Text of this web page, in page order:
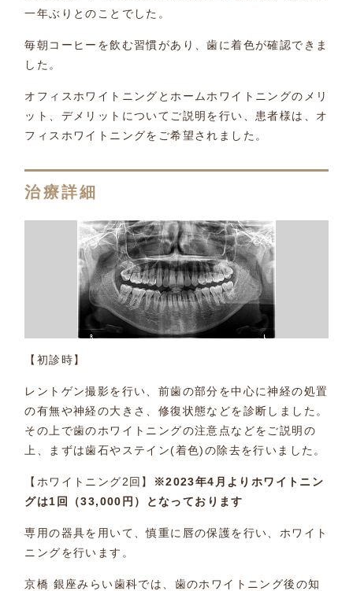
一年ぶりとのことでした。
毎朝コーヒーを飲む習慣があり、歯に着色が確認できま
した。
オフィスホワイトニングとホームホワイトニングのメリ
ット、デメリットについてご説明を行い、患者様は、オ
フィスホワイトニングをご希望されました。
治療詳細
【初診時】
レントゲン撮影を行い、前歯の部分を中心に神経の処置
の有無や神経の大きさ、修復状態などを診断しました。
その上で歯のホワイトニングの注意点などをご説明の
上、まずは歯石やステイン(着色)の除去を行いました。
【ホワイトニング2回】
※2023年4月よりホワイトニン
グは1回（33,000円）となっております
専用の器具を用いて、慎重に唇の保護を行い、ホワイト
ニングを行います。
京橋 銀座みらい歯科では、歯のホワイトニング後の知